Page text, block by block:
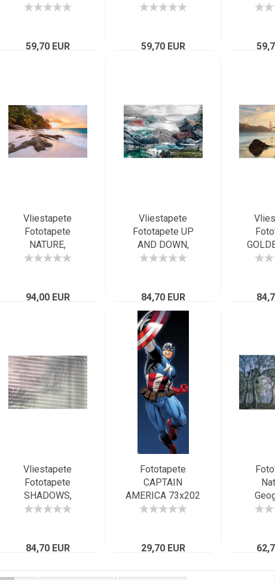
248x184cm,
Miami, Florida
59,70 EUR
DREAMING,
Panorama der
59,70 EUR
Vliestapete
Fototapete
NATURE,
368x248cm,
Sonnenuntergang
94,00 EUR
Vliestapete
Fototapete UP
AND DOWN,
368x248cm,
colorierte Alpen-
Collage
84,70 EUR
Vliestapete
Fototapete
SHADOWS,
368x248cm,
Palmschatten
84,70 EUR
Fototapete
CAPTAIN
AMERICA 73x202
Marvel Comic-
29,70 EUR